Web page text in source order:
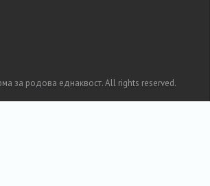
за родова еднаквост. All rights reserved.